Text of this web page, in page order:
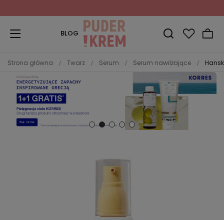
BLOG
Strona główna Twarz Serum Serum nawilżające